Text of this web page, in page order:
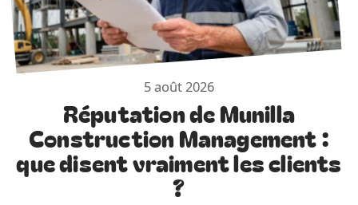
5 août 2026
Réputation de Munilla
Construction Management :
que disent vraiment les clients
?